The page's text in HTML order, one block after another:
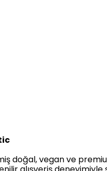
doğal, vegan ve